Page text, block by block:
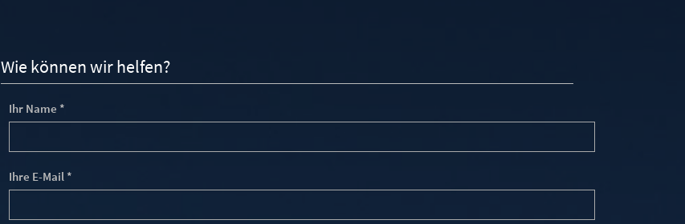
Wie können wir helfen?
Ihr Name *
Ihre E-Mail *